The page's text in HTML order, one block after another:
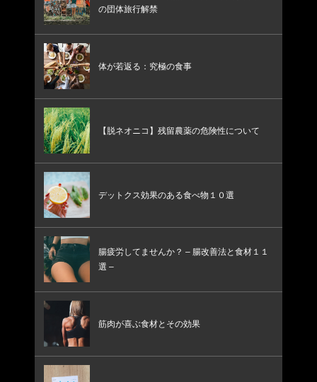
の団体旅行解禁
体が若返る：究極の食事
【脱ネオニコ】残留農薬の危険性について
デットクス効果のある食べ物１０選
腸疲労してませんか？ – 腸改善法と食材１１
選 –
筋肉が喜ぶ食材とその効果